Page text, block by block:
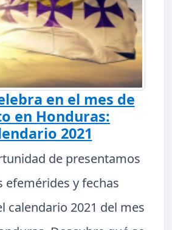
en el mes de
en Honduras:
2021
de presentamos
efemérides y fechas
calendario 2021 del mes